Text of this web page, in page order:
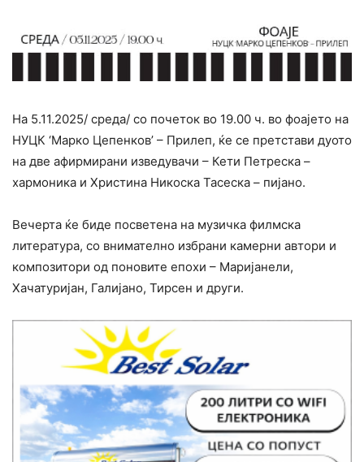
На 5.11.2025/ среда/ со почеток во 19.00 ч. во фоајето на
НУЦК ‘Марко Цепенков’ – Прилеп, ќе се претстави дуото
на две афирмирани изведувачи – Кети Петреска –
хармоника и Христина Никоска Тасеска – пијано.
Вечерта ќе биде посветена на музичка филмска
литература, со внимателно избрани камерни автори и
композитори од поновите епохи – Маријанели,
Хачатуријан, Галијано, Тирсен и други.